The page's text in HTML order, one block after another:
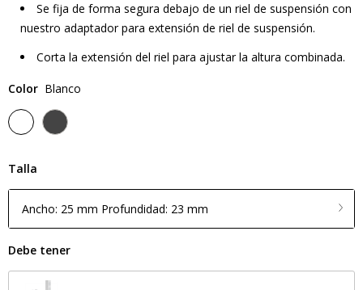
Se fija de forma segura debajo de un riel de suspensión con
nuestro adaptador para extensión de riel de suspensión.
Corta la extensión del riel para ajustar la altura combinada.
Color Blanco
Talla
Ancho: 25 mm Profundidad: 23 mm
Debe tener